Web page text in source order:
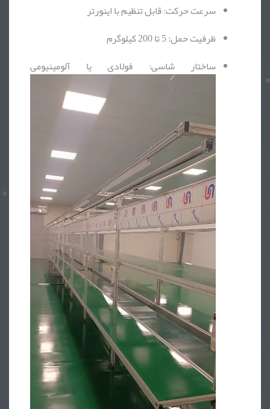
سرعت حرکت: قابل تنظیم با اینورتر
ظرفیت حمل: 5 تا 200 کیلوگرم
ساختار شاسی: فولادی یا آلومینیومی